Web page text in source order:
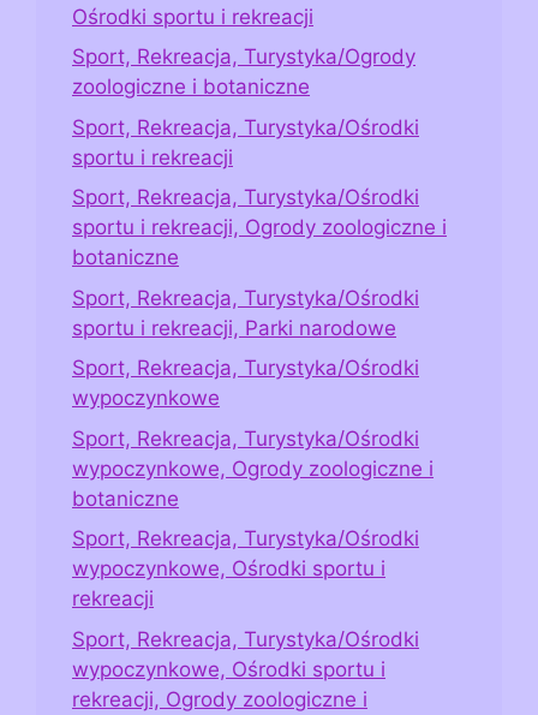
Ośrodki sportu i rekreacji
Sport, Rekreacja, Turystyka/Ogrody
zoologiczne i botaniczne
Sport, Rekreacja, Turystyka/Ośrodki
sportu i rekreacji
Sport, Rekreacja, Turystyka/Ośrodki
sportu i rekreacji, Ogrody zoologiczne i
botaniczne
Sport, Rekreacja, Turystyka/Ośrodki
sportu i rekreacji, Parki narodowe
Sport, Rekreacja, Turystyka/Ośrodki
wypoczynkowe
Sport, Rekreacja, Turystyka/Ośrodki
wypoczynkowe, Ogrody zoologiczne i
botaniczne
Sport, Rekreacja, Turystyka/Ośrodki
wypoczynkowe, Ośrodki sportu i
rekreacji
Sport, Rekreacja, Turystyka/Ośrodki
wypoczynkowe, Ośrodki sportu i
rekreacji, Ogrody zoologiczne i